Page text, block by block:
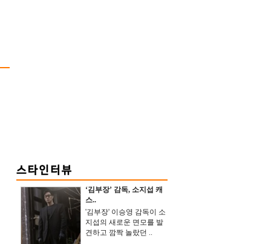
‘김부장’ 감독, 소지섭 캐
스..
'김부장' 이승영 감독이 소
지섭의 새로운 면모를 발
견하고 깜짝 놀랐던 ..